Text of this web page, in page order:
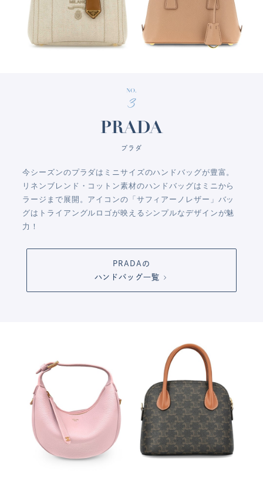
NO.
3
PRADA
プラダ
今シーズンのプラダはミニサイズのハンドバッグが豊富。
リネンブレンド・コットン素材のハンドバッグはミニから
ラージまで展開。アイコンの「サフィアーノレザー」バッ
グはトライアングルロゴが映えるシンプルなデザインが魅
力！
PRADAの
ハンドバッグ一覧